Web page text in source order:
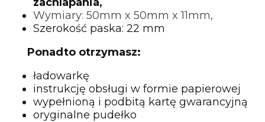
Wymiary: 50mm x 50mm x 11mm,
Szerokość paska: 22 mm
Ponadto otrzymasz:
ładowarkę
instrukcję obsługi w formie papierowej
wypełnioną i podbitą kartę gwarancyjną
oryginalne pudełko